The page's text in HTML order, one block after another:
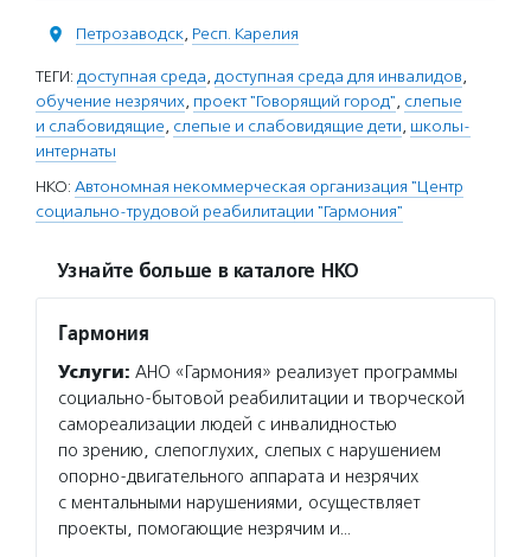
Петрозаводск, Респ. Карелия
ТЕГИ: доступная среда, доступная среда для инвалидов,
обучение незрячих, проект "Говорящий город", слепые
и слабовидящие, слепые и слабовидящие дети, школы-
интернаты
НКО: Автономная некоммерческая организация "Центр
социально-трудовой реабилитации "Гармония"
Узнайте больше в каталоге НКО
Гармония
Услуги: АНО «Гармония» реализует программы
социально-бытовой реабилитации и творческой
самореализации людей с инвалидностью
по зрению, слепоглухих, слепых с нарушением
опорно-двигательного аппарата и незрячих
с ментальными нарушениями, осуществляет
проекты, помогающие незрячим и…